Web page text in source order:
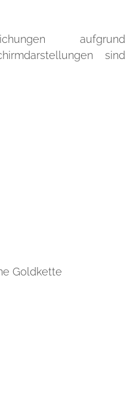
aufgrund
sind
Goldkette